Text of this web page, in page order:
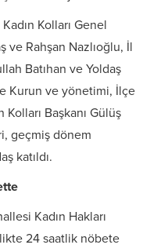
Kolları Genel
ve Rahşan Nazlıoğlu, İl
Batıhan ve Yoldaş
Kurun ve yönetimi, İlçe
Kolları Başkanı Gülüş
geçmiş dönem
katıldı.
Kadın Hakları
24 saatlik nöbete